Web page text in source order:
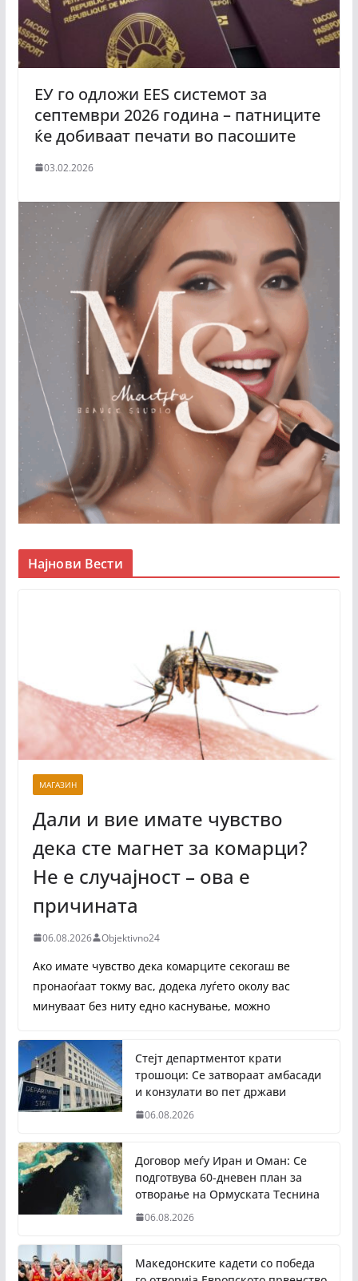
ЕУ го одложи EES системот за
септември 2026 година – патниците
ќе добиваат печати во пасошите
03.02.2026
Најнови Вести
МАГАЗИН
Дали и вие имате чувство
дека сте магнет за комарци?
Не е случајност – ова е
причината
06.08.2026 Objektivno24
Ако имате чувство дека комарците секогаш ве
пронаоѓаат токму вас, додека луѓето околу вас
минуваат без ниту едно каснување, можно
Стејт департментот крати
трошоци: Се затвораат амбасади
и конзулати во пет држави
06.08.2026
Договор меѓу Иран и Оман: Се
подготвува 60-дневен план за
отворање на Ормуската Теснина
06.08.2026
Македонските кадети со победа